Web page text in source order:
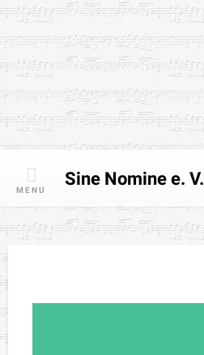
Skip
content
Sine Nomine e. V.
MENU